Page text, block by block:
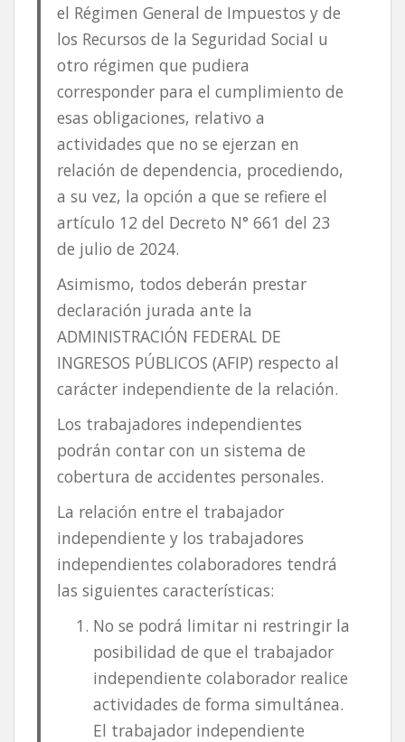
el Régimen General de Impuestos y de
los Recursos de la Seguridad Social u
otro régimen que pudiera
corresponder para el cumplimiento de
esas obligaciones, relativo a
actividades que no se ejerzan en
relación de dependencia, procediendo,
a su vez, la opción a que se refiere el
artículo 12 del Decreto N° 661 del 23
de julio de 2024.
Asimismo, todos deberán prestar
declaración jurada ante la
ADMINISTRACIÓN FEDERAL DE
INGRESOS PÚBLICOS (AFIP) respecto al
carácter independiente de la relación.
Los trabajadores independientes
podrán contar con un sistema de
cobertura de accidentes personales.
La relación entre el trabajador
independiente y los trabajadores
independientes colaboradores tendrá
las siguientes características:
No se podrá limitar ni restringir la
posibilidad de que el trabajador
independiente colaborador realice
actividades de forma simultánea.
El trabajador independiente